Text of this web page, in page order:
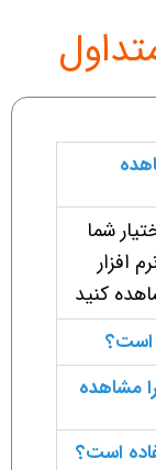
شما
افزار
کنید
مشاهده
است؟